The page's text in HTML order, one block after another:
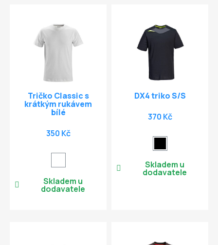
Tričko Classic s
krátkým rukávem
bílé
350 Kč
Skladem u
dodavatele
DX4 triko S/S
370 Kč
Skladem u
dodavatele